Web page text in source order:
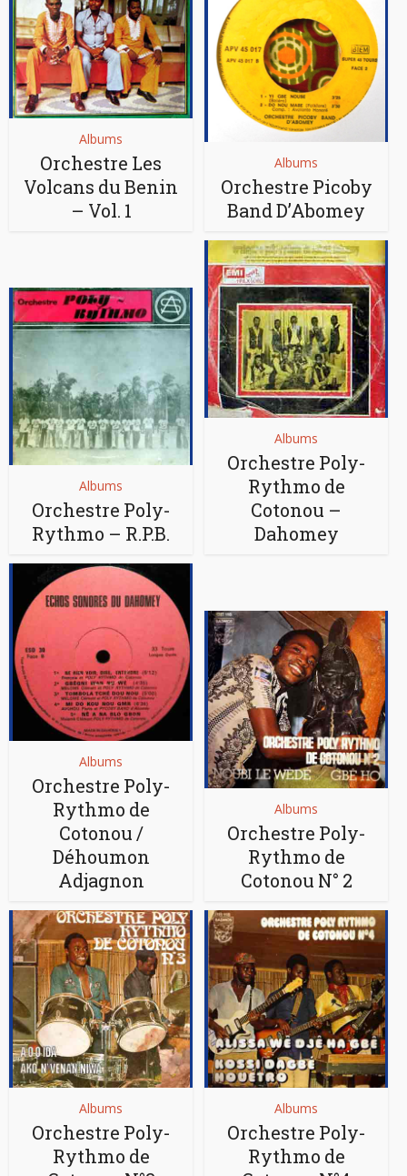
Albums
Orchestre Les
Volcans du Benin
‎– Vol. 1
Albums
Orchestre Picoby
Band D’Abomey
Albums
Orchestre Poly-
Rythmo – R.P.B.
Albums
Orchestre Poly-
Rythmo de
Cotonou –
Dahomey
Albums
Orchestre Poly-
Rythmo de
Cotonou /
Déhoumon
Adjagnon
Albums
Orchestre Poly-
Rythmo de
Cotonou N° 2
Albums
Orchestre Poly-
Rythmo de
Albums
Orchestre Poly-
Rythmo de